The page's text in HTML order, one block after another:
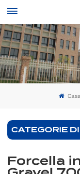
CATEGORIE
Forcella